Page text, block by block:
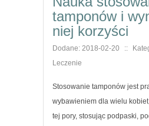
tamponów i
niej korzyści
Dodane: 2018-02-20 ::
Leczenie
Stosowanie tamponów jest
wybawieniem dla wielu
tej pory, stosując podpaski,